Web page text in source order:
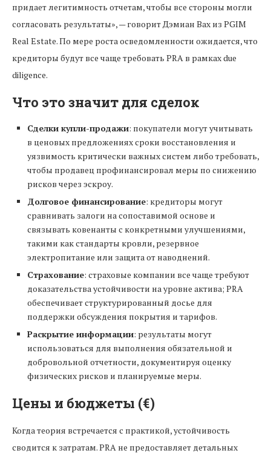
придает легитимность отчетам, чтобы все стороны могли
согласовать результаты», — говорит Дэмиан Вах из PGIM
Real Estate. По мере роста осведомленности ожидается, что
кредиторы будут все чаще требовать PRA в рамках due
diligence.
Что это значит для сделок
Сделки купли-продажи: покупатели могут учитывать
в ценовых предложениях сроки восстановления и
уязвимость критически важных систем либо требовать,
чтобы продавец профинансировал меры по снижению
рисков через эскроу.
Долговое финансирование: кредиторы могут
сравнивать залоги на сопоставимой основе и
связывать ковенанты с конкретными улучшениями,
такими как стандарты кровли, резервное
электропитание или защита от наводнений.
Страхование: страховые компании все чаще требуют
доказательства устойчивости на уровне актива; PRA
обеспечивает структурированный досье для
поддержки обсуждения покрытия и тарифов.
Раскрытие информации: результаты могут
использоваться для выполнения обязательной и
добровольной отчетности, документируя оценку
физических рисков и планируемые меры.
Цены и бюджеты (€)
Когда теория встречается с практикой, устойчивость
сводится к затратам. PRA не предоставляет детальных